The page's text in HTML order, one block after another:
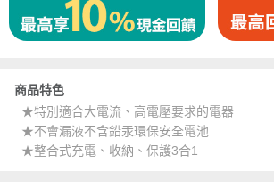
商品特色
★特別適合大電流、高電壓要求的電器
★不會漏液不含鉛汞環保安全電池
★整合式充電、收納、保護3合1